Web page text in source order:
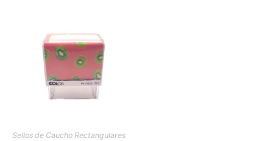
Sellos de Caucho Rectangulares
tiene
múltiples
variantes.
Las
opciones